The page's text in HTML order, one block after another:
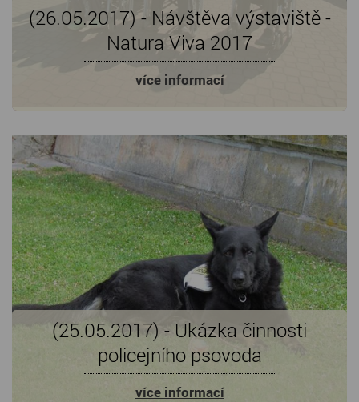
(26.05.2017) - Návštěva výstaviště -
Natura Viva 2017
více informací
(25.05.2017) - Ukázka činnosti
policejního psovoda
více informací